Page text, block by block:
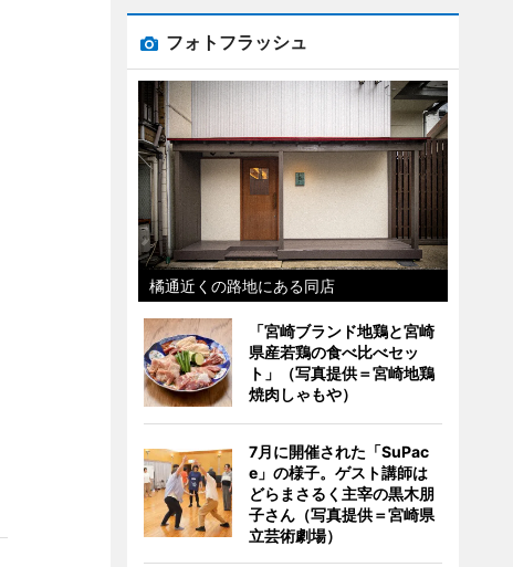
フォトフラッシュ
橘通近くの路地にある同店
「宮崎ブランド地鶏と宮崎
県産若鶏の食べ比べセッ
ト」（写真提供＝宮崎地鶏
焼肉しゃもや）
7月に開催された「SuPac
e」の様子。ゲスト講師は
どらまさるく主宰の黒木朋
子さん（写真提供＝宮崎県
立芸術劇場）